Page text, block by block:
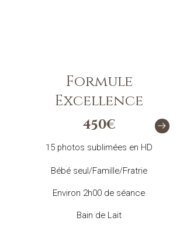
Formule
Excellence
450€
15 photos sublimées en HD
Bébé seul/Famille/Fratrie
Environ 2h00 de séance
Bain de Lait